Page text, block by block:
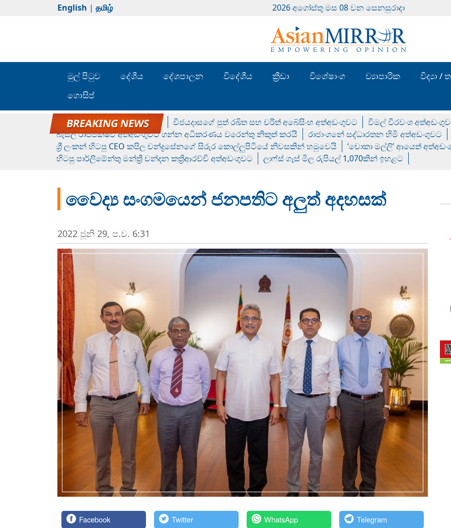
English | தமிழ் 2026 අගෝස්‍තු මස 08 වන සෙනසුරාදා
මුල් පිටුව දේශීය දේශපාලන විදේශීය ක්‍රීඩා විශේෂාංග ව්‍යාපාරික විද්‍යා /
ගොසිප්
රන් ගෙනා රුමේෂ්ගේ හෙල්ලය විජයදාසගේ පුත් රඛිත සහ චරිත් අබේසිංහ අත්අඩංගුවට විමල් වීරවංශ
බැසිල් රාජපක්ෂව අත්අඩංගුවට ගන්න අධිකරණය වරෙන්තු නිකුත් කරයි
රාජාංගනේ සද්ධාරතන හිමි අත්අඩංගුවට
ශ්‍රී ලංකන් හිටපු CEO කපිල චන්ද්‍රසේනගේ සිරුර කොල්ලුපිටියේ නිවසකින් හමුවෙයි
‘චොකා මල්ලි’ ආයෙත්
හිටපු පාර්ලිමේන්තු මන්ත්‍රී චන්දන කත්‍රිආරච්චි අත්අඩංගුවට
ලාෆ්ස් ගෑස් මිල රුපියල් 1,070කින් ඉහළට
වෛද්‍ය සංගමයෙන් ජනපතිට අලුත් අදහසක්
2022 ජූනි 29, ප.ව. 6:31
Facebook Twitter WhatsApp Telegram